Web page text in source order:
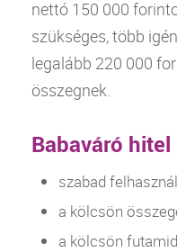
nettó 150 000
szükséges, több
legalább 220 000
összegnek.
Babaváró hitel
szabad
a kölcsön
a kölcsön